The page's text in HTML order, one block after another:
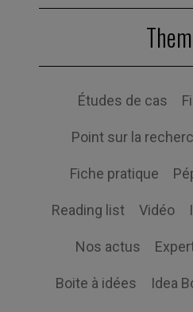
Études de cas
Point sur la
Fiche pratique
Reading list Vidéo
Nos actus
Boite à idées Idea